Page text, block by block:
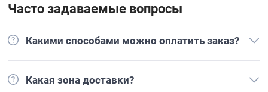
Часто задаваемые вопросы
Какими способами можно оплатить заказ?
Какая зона доставки?